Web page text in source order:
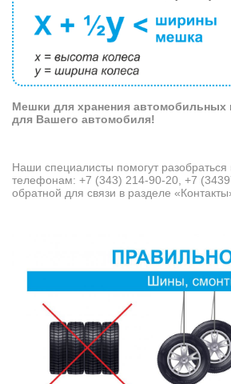
Мешки для хранения автомобильных
для Вашего автомобиля!
Наши специалисты помогут
телефонам: +7 (343) 214-90-20, +7
обратной для связи в разделе